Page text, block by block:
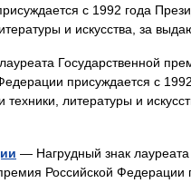
с 1992 года
и искусства, за
Государственной
присуждается с
техники, литературы и
— Нагрудный знак лауреата
Российской Федерации